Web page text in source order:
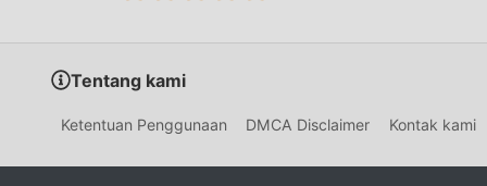
Tentang kami
Ketentuan Penggunaan DMCA Disclaimer Kontak kami